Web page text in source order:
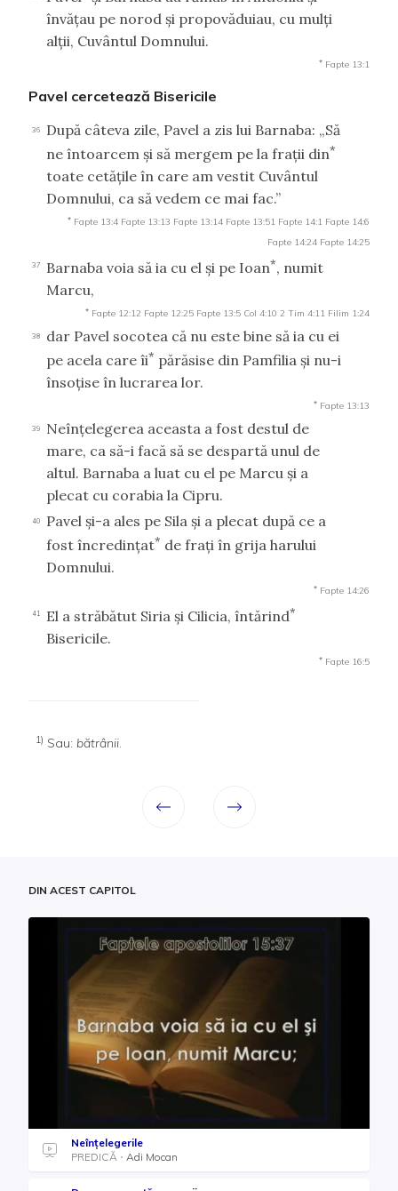
învăţau pe norod şi propovăduiau, cu mulţi
alţii, Cuvântul Domnului.
* Fapte 13:1
Pavel cercetează Bisericile
36
După câteva zile, Pavel a zis lui Barnaba: „Să
ne întoarcem şi să mergem pe la fraţii din*
toate cetăţile în care am vestit Cuvântul
Domnului, ca să vedem ce mai fac.”
* Fapte 13:4 Fapte 13:13 Fapte 13:14 Fapte 13:51 Fapte 14:1 Fapte 14:6
Fapte 14:24 Fapte 14:25
37 Barnaba voia să ia cu el şi pe Ioan*, numit
Marcu,
* Fapte 12:12 Fapte 12:25 Fapte 13:5 Col 4:10 2 Tim 4:11 Filim 1:24
38
dar Pavel socotea că nu este bine să ia cu ei
pe acela care îi* părăsise din Pamfilia şi nu-i
însoţise în lucrarea lor.
* Fapte 13:13
39
Neînţelegerea aceasta a fost destul de
mare, ca să-i facă să se despartă unul de
altul. Barnaba a luat cu el pe Marcu şi a
plecat cu corabia la Cipru.
40
Pavel şi-a ales pe Sila şi a plecat după ce a
fost încredinţat* de fraţi în grija harului
Domnului.
* Fapte 14:26
41 El a străbătut Siria şi Cilicia, întărind*
Bisericile.
* Fapte 16:5
1) Sau: bătrânii.
DIN ACEST CAPITOL
Neînțelegerile
PREDICĂ
Adi Mocan